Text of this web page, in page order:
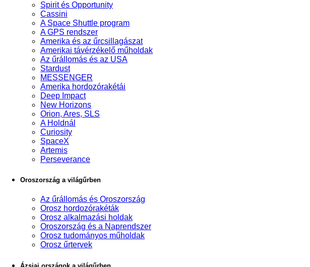
Spirit és Opportunity
Cassini
A Space Shuttle program
A GPS rendszer
Amerika és az űrcsillagászat
Amerikai távérzékelő műholdak
Az űrállomás és az USA
Stardust
MESSENGER
Amerika hordozórakétái
Deep Impact
New Horizons
Orion, Ares, SLS
A Holdnál
Curiosity
SpaceX
Artemis
Perseverance
Oroszország a világűrben
Az űrállomás és Oroszország
Orosz hordozórakéták
Orosz alkalmazási holdak
Oroszország és a Naprendszer
Orosz tudományos műholdak
Orosz űrtervek